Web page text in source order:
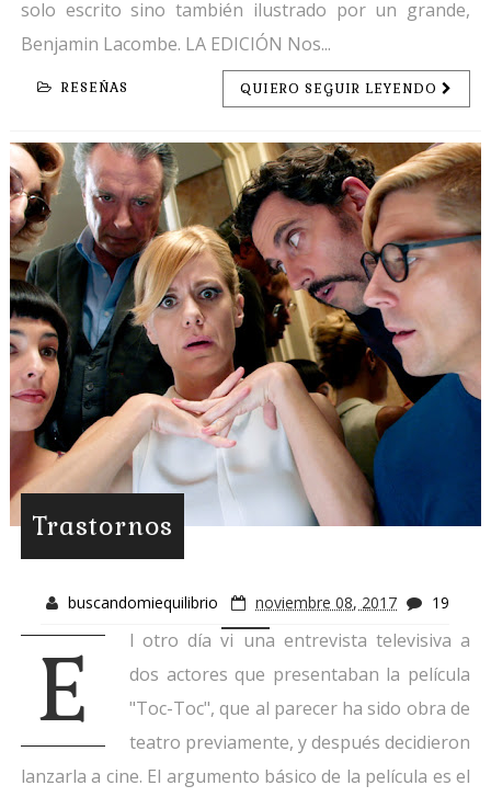
solo escrito sino también ilustrado por un grande,
Benjamin Lacombe. LA EDICIÓN Nos...
RESEÑAS QUIERO SEGUIR LEYENDO
Trastornos
buscandomiequilibrio noviembre 08, 2017 19
E
l otro día vi una entrevista televisiva a
dos actores que presentaban la película
"Toc-Toc", que al parecer ha sido obra de
teatro previamente, y después decidieron
lanzarla a cine. El argumento básico de la película es el